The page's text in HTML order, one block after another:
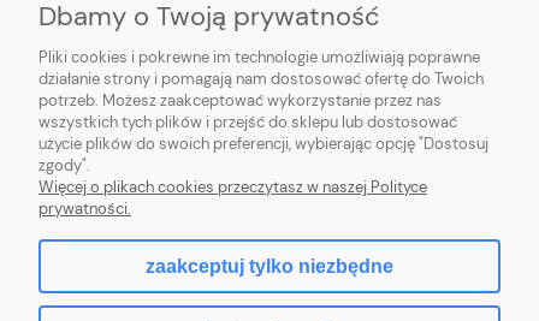
MOJE KONTO
PŁATNOŚCI I DOSTAWA
O NAS I DO NAS
Dbamy o Twoją prywatność
Pliki cookies i pokrewne im technologie umożliwiają poprawne
działanie strony i pomagają nam dostosować ofertę do Twoich
potrzeb. Możesz zaakceptować wykorzystanie przez nas
wszystkich tych plików i przejść do sklepu lub dostosować
użycie plików do swoich preferencji, wybierając opcję "Dostosuj
zgody".
Więcej o plikach cookies przeczytasz w naszej Polityce
prywatności.
zaakceptuj tylko niezbędne